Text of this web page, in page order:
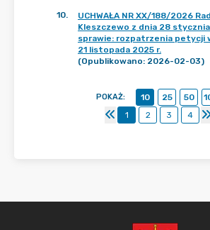
10.
UCHWAŁA NR XX/188/2026
Kleszczewo z dnia 28
sprawie: rozpatrzenia petycji
21 listopada 2025 r.
(Opublikowano: 2026-02-03)
POKAŻ: 10 25 50
1
2 3 4